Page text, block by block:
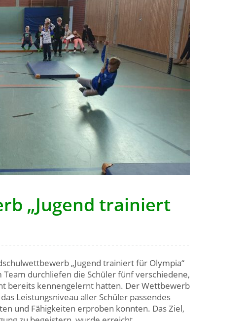
„Jugend trainiert
„Jugend trainiert für Olympia“
Team durchliefen die Schüler fünf verschiedene,
bereits kennengelernt hatten. Der Wettbewerb
Leistungsniveau aller Schüler passendes
und Fähigkeiten erproben konnten. Das Ziel,